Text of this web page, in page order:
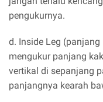
pengukurnya.
d. Inside Leg
mengukur panjang
vertikal di sepanjang
panjangnya kearah